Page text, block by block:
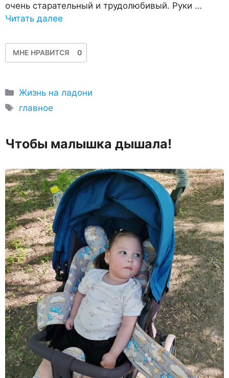
очень старательный и трудолюбивый. Руки …
Читать далее
МНЕ НРАВИТСЯ 0
Рубрики
Жизнь на ладони
Метки
главное
Чтобы малышка дышала!